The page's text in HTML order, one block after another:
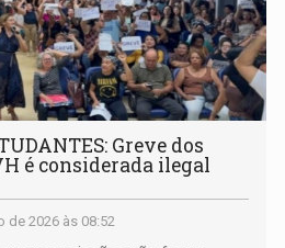
Greve dos
é considerada ilegal
de 2026 às 08:52